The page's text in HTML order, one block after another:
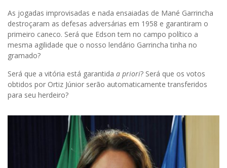
As jogadas improvisadas e nada ensaiadas de Mané Garrincha
destroçaram as defesas adversárias em 1958 e garantiram o
primeiro caneco. Será que Edson tem no campo político a
mesma agilidade que o nosso lendário Garrincha tinha no
gramado?
Será que a vitória está garantida a priori? Será que os votos
obtidos por Ortiz Júnior serão automaticamente transferidos
para seu herdeiro?